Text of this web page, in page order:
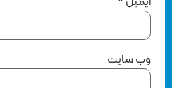
وب‌ سایت